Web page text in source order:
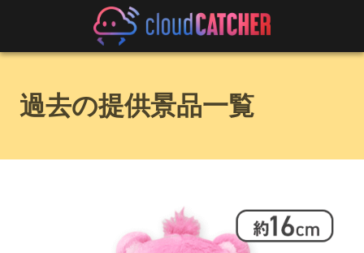
過去の提供景品一覧